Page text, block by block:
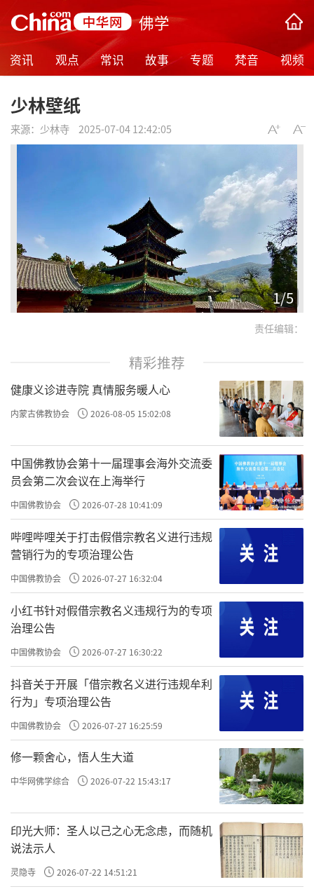
佛学
资讯 观点 常识 故事 专题 梵音 视频
少林壁纸
来源： 少林寺 2025-07-04 12:42:05
1/5
责任编辑：
精彩推荐
健康义诊进寺院 真情服务暖人心
内蒙古佛教协会 2026-08-05 15:02:08
中国佛教协会第十一届理事会海外交流委
员会第二次会议在上海举行
中国佛教协会 2026-07-28 10:41:09
哔哩哔哩关于打击假借宗教名义进行违规
营销行为的专项治理公告
中国佛教协会 2026-07-27 16:32:04
小红书针对假借宗教名义违规行为的专项
治理公告
中国佛教协会 2026-07-27 16:30:22
抖音关于开展「借宗教名义进行违规牟利
行为」专项治理公告
中国佛教协会 2026-07-27 16:25:59
修一颗舍心，悟人生大道
中华网佛学综合 2026-07-22 15:43:17
印光大师：圣人以己之心无念虑，而随机
说法示人
灵隐寺 2026-07-22 14:51:21